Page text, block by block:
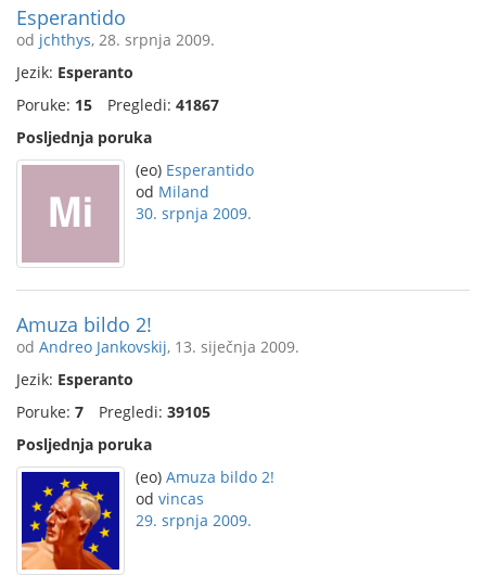
Esperantido
od jchthys, 28. srpnja 2009.
Jezik: Esperanto
Poruke: 15 Pregledi: 41867
Posljednja poruka
(eo) Esperantido
od Miland
30. srpnja 2009.
Amuza bildo 2!
od Andreo Jankovskij, 13. siječnja 2009.
Jezik: Esperanto
Poruke: 7 Pregledi: 39105
Posljednja poruka
(eo) Amuza bildo 2!
od vincas
29. srpnja 2009.